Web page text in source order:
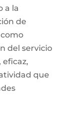
a la
de
del servicio
que